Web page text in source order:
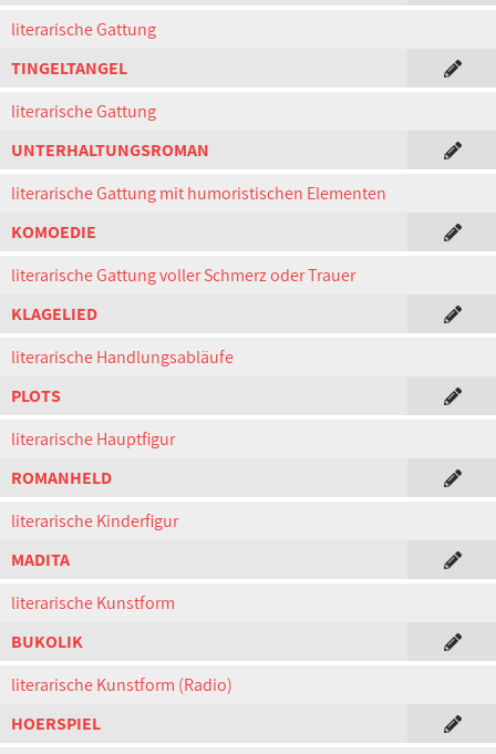
literarische Gattung
TINGELTANGEL
literarische Gattung
UNTERHALTUNGSROMAN
literarische Gattung mit humoristischen Elementen
KOMOEDIE
literarische Gattung voller Schmerz oder Trauer
KLAGELIED
literarische Handlungsabläufe
PLOTS
literarische Hauptfigur
ROMANHELD
literarische Kinderfigur
MADITA
literarische Kunstform
BUKOLIK
literarische Kunstform (Radio)
HOERSPIEL